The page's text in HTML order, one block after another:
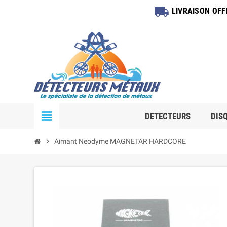
local_shipping LIVRAISON
view_headline DETECTEURS
chevron_right Aimant Neodyme MAGNETAR HARDCORE